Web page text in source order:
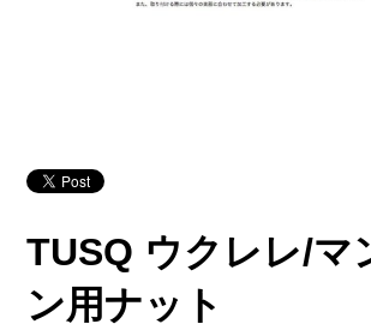
TUSQ ウクレレ/マ
ン用ナット